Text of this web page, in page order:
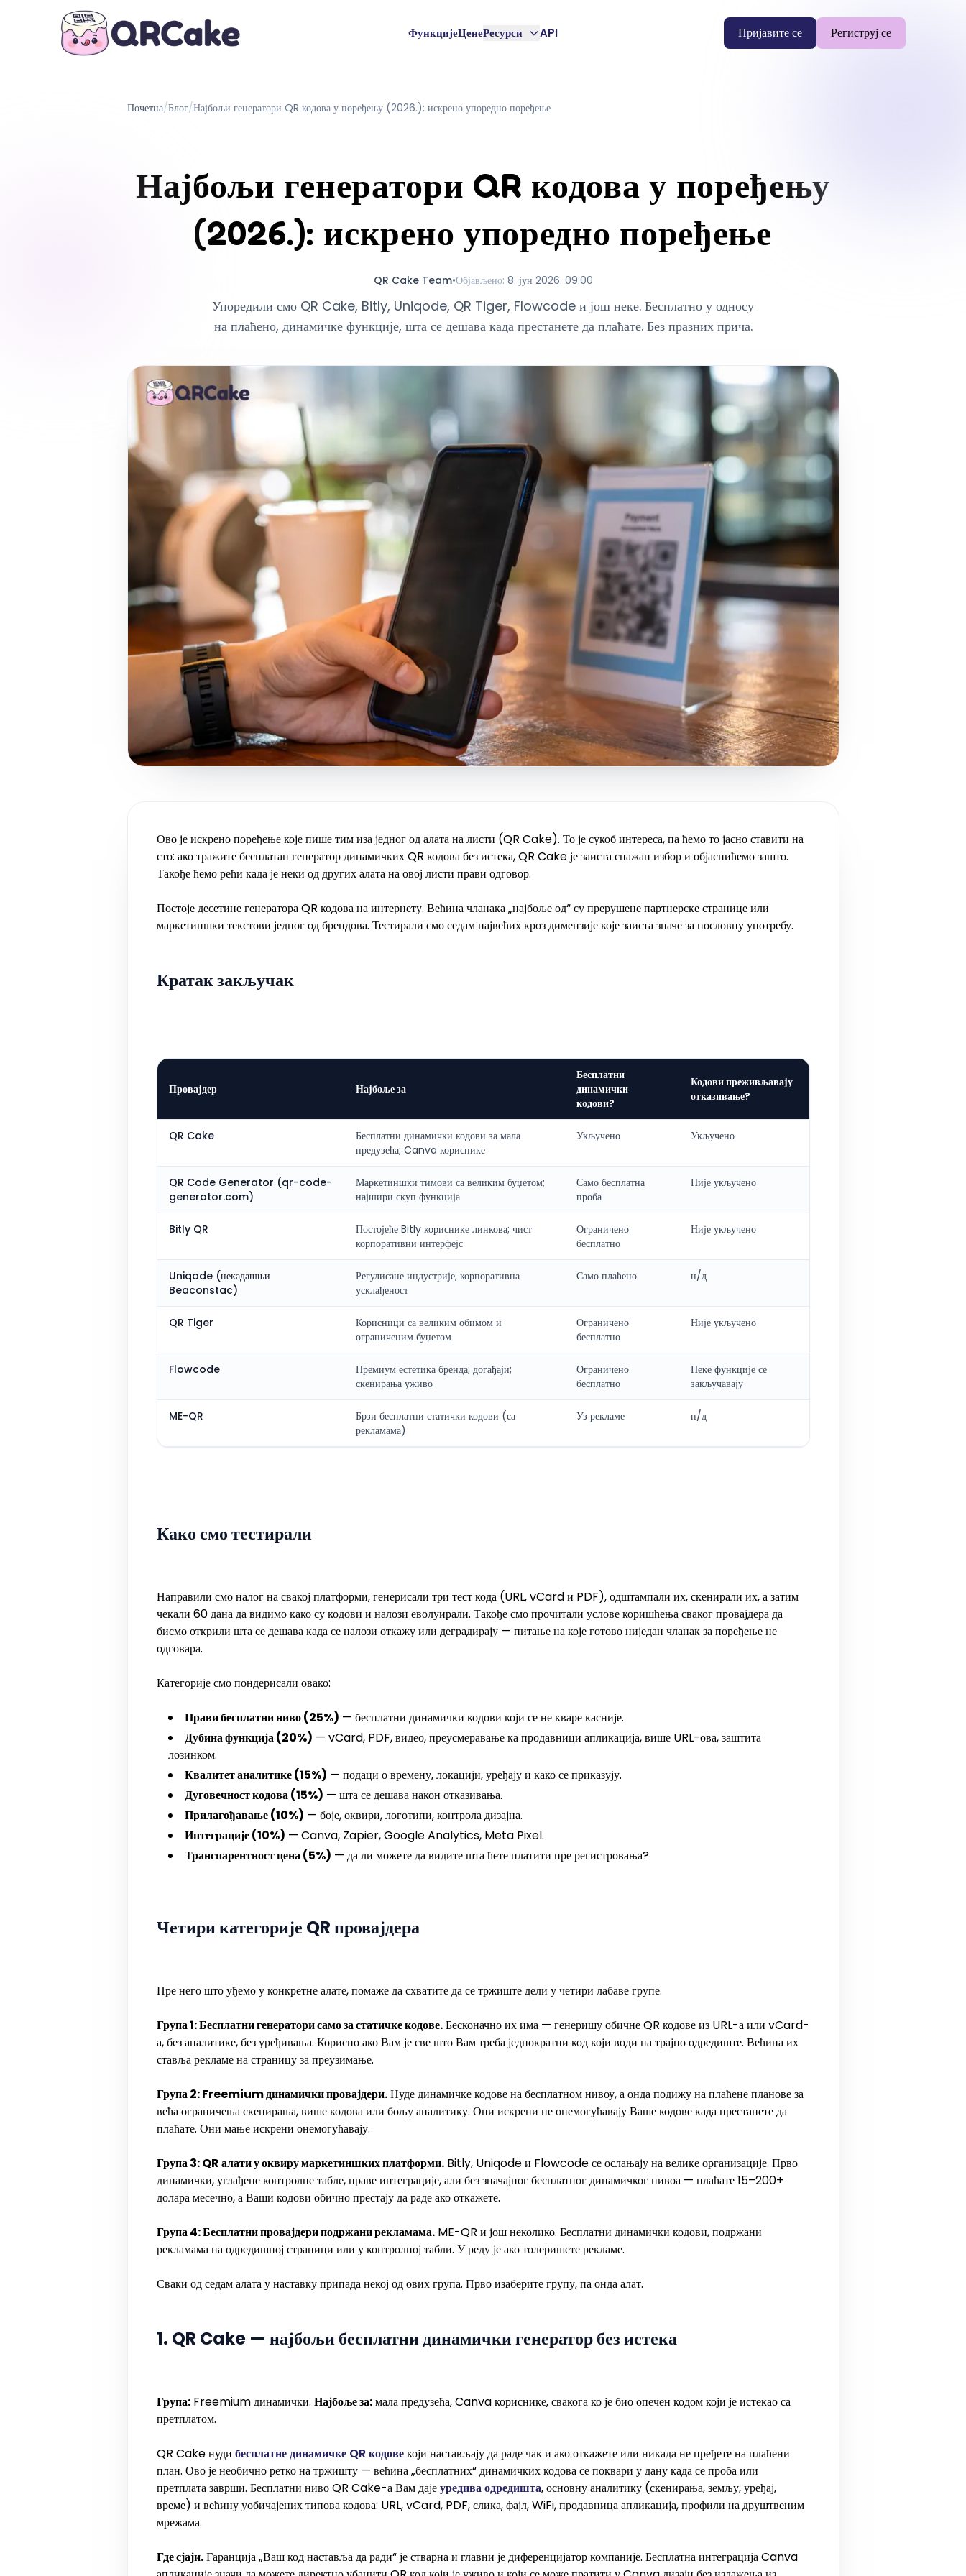
ФункцијеЦенеРесурси API Пријавите се Региструј се
Почетна/Блог/Најбољи генератори QR кодова у поређењу (2026.): искрено упоредно поређење
Најбољи генератори QR кодова у поређењу
(2026.): искрено упоредно поређење
QR Cake Team•Објављено: 8. јун 2026. 09:00
Упоредили смо QR Cake, Bitly, Uniqode, QR Tiger, Flowcode и још неке. Бесплатно у односу
на плаћено, динамичке функције, шта се дешава када престанете да плаћате. Без празних прича.
Ово је искрено поређење које пише тим иза једног од алата на листи (QR Cake). То је сукоб интереса, па ћемо то јасно ставити на
сто: ако тражите бесплатан генератор динамичких QR кодова без истека, QR Cake је заиста снажан избор и објаснићемо зашто.
Такође ћемо рећи када је неки од других алата на овој листи прави одговор.
Постоје десетине генератора QR кодова на интернету. Већина чланака „најбоље од“ су прерушене партнерске странице или
маркетиншки текстови једног од брендова. Тестирали смо седам највећих кроз димензије које заиста значе за пословну употребу.
Кратак закључак
Провајдер Најбоље за
Бесплатни
динамички
кодови?
Кодови преживљавају
отказивање?
QR Cake
Бесплатни динамички кодови за мала
предузећа; Canva кориснике
Укључено Укључено
QR Code Generator (qr-code-
generator.com)
Маркетиншки тимови са великим буџетом;
најшири скуп функција
Само бесплатна
проба
Није укључено
Bitly QR
Постојеће Bitly кориснике линкова; чист
корпоративни интерфејс
Ограничено
бесплатно
Није укључено
Uniqode (некадашњи
Beaconstac)
Регулисане индустрије; корпоративна
усклађеност
Само плаћено н/д
QR Tiger
Корисници са великим обимом и
ограниченим буџетом
Ограничено
бесплатно
Није укључено
Flowcode
Премиум естетика бренда; догађаји;
скенирања уживо
Ограничено
бесплатно
Неке функције се
закључавају
ME-QR
Брзи бесплатни статички кодови (са
рекламама)
Уз рекламе н/д
Како смо тестирали
Направили смо налог на свакој платформи, генерисали три тест кода (URL, vCard и PDF), одштампали их, скенирали их, а затим
чекали 60 дана да видимо како су кодови и налози еволуирали. Такође смо прочитали услове коришћења сваког провајдера да
бисмо открили шта се дешава када се налози откажу или деградирају — питање на које готово ниједан чланак за поређење не
одговара.
Категорије смо пондерисали овако:
Прави бесплатни ниво (25%) — бесплатни динамички кодови који се не кваре касније.
Дубина функција (20%) — vCard, PDF, видео, преусмеравање ка продавници апликација, више URL-ова, заштита
лозинком.
Квалитет аналитике (15%) — подаци о времену, локацији, уређају и како се приказују.
Дуговечност кодова (15%) — шта се дешава након отказивања.
Прилагођавање (10%) — боје, оквири, логотипи, контрола дизајна.
Интеграције (10%) — Canva, Zapier, Google Analytics, Meta Pixel.
Транспарентност цена (5%) — да ли можете да видите шта ћете платити пре регистровања?
Четири категорије QR провајдера
Пре него што уђемо у конкретне алате, помаже да схватите да се тржиште дели у четири лабаве групе.
Група 1: Бесплатни генератори само за статичке кодове.Бесконачно их има — генеришу обичне QR кодове из URL-а или vCard-
а, без аналитике, без уређивања. Корисно ако Вам је све што Вам треба једнократни код који води на трајно одредиште. Већина их
ставља рекламе на страницу за преузимање.
Група 2: Freemium динамички провајдери.Нуде динамичке кодове на бесплатном нивоу, а онда подижу на плаћене планове за
већа ограничења скенирања, више кодова или бољу аналитику. Они искрени не онемогућавају Ваше кодове када престанете да
плаћате. Они мање искрени онемогућавају.
Група 3: QR алати у оквиру маркетиншких платформи.Bitly, Uniqode и Flowcode се ослањају на велике организације. Прво
динамички, углађене контролне табле, праве интеграције, али без значајног бесплатног динамичког нивоа — плаћате 15–200+
долара месечно, а Ваши кодови обично престају да раде ако откажете.
Група 4: Бесплатни провајдери подржани рекламама.ME-QR и још неколико. Бесплатни динамички кодови, подржани
рекламама на одредишној страници или у контролној табли. У реду је ако толеришете рекламе.
Сваки од седам алата у наставку припада некој од ових група. Прво изаберите групу, па онда алат.
1. QR Cake — најбољи бесплатни динамички генератор без истека
Група:Freemium динамички. Најбоље за:мала предузећа, Canva кориснике, свакога ко је био опечен кодом који је истекао са
претплатом.
QR Cake нуди бесплатне динамичке QR кодовекоји настављају да раде чак и ако откажете или никада не пређете на плаћени
план. Ово је необично ретко на тржишту — већина „бесплатних“ динамичких кодова се поквари у дану када се проба или
претплата заврши. Бесплатни ниво QR Cake-а Вам дајеуредива одредишта, основну аналитику (скенирања, земљу, уређај,
време) и већину уобичајених типова кодова: URL, vCard, PDF, слика, фајл, WiFi, продавница апликација, профили на друштвеним
мрежама.
Где сјаји.Гаранција „Ваш код наставља да ради“ је стварна и главни је диференцијатор компаније. Бесплатна интеграција Canva